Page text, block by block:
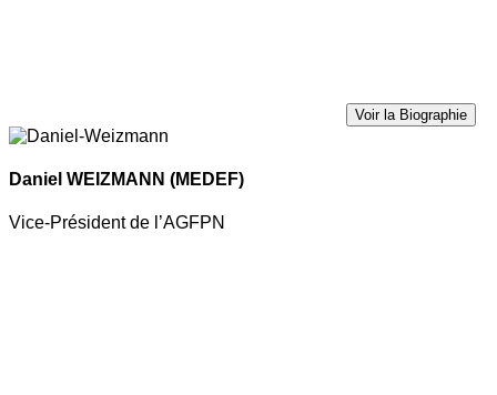
Voir la Biographie
Daniel WEIZMANN (MEDEF)
Vice-Président de l’AGFPN